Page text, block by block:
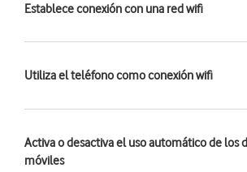
Establece conexión con una red wifi
Utiliza el teléfono como conexión wifi
Activa o desactiva el uso automático de los
móviles